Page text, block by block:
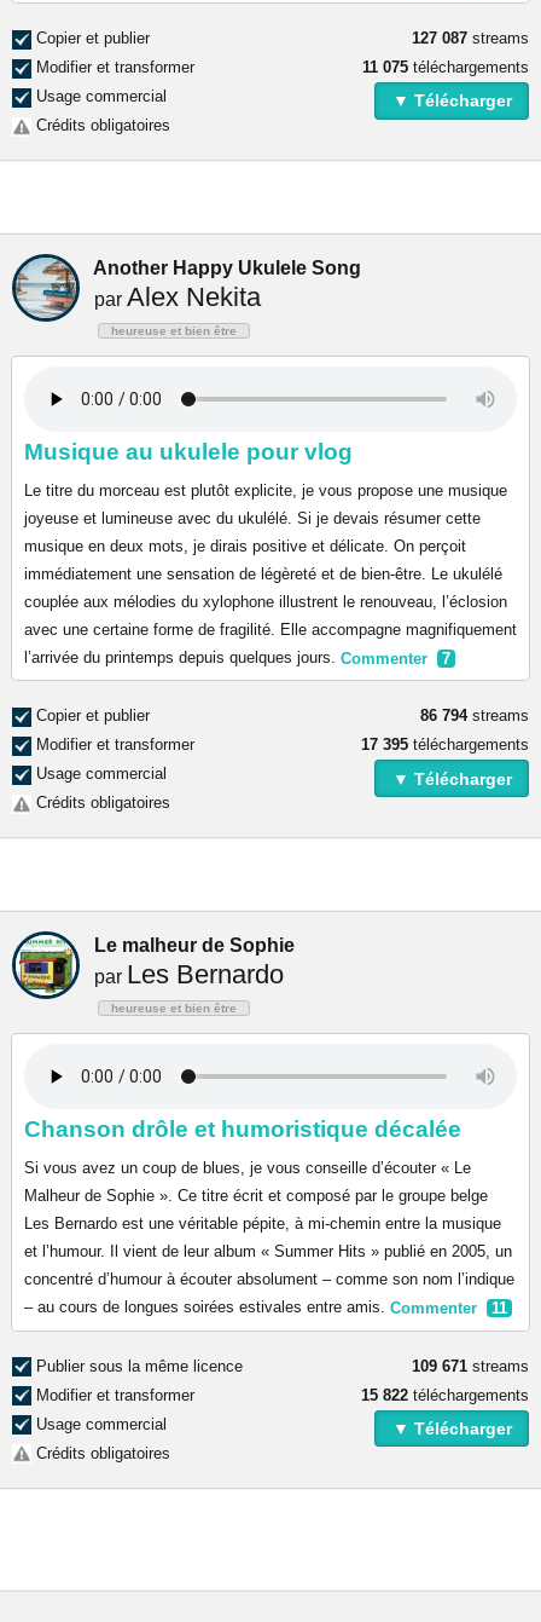
Copier et publier
Modifier et transformer
Usage commercial
Crédits obligatoires
127 087 streams
11 075 téléchargements
▼ Télécharger
Another Happy Ukulele Song
par Alex Nekita
heureuse et bien être
Musique au ukulele pour vlog
Le titre du morceau est plutôt explicite, je vous propose une musique
joyeuse et lumineuse avec du ukulélé. Si je devais résumer cette
musique en deux mots, je dirais positive et délicate. On perçoit
immédiatement une sensation de légèreté et de bien-être. Le ukulélé
couplée aux mélodies du xylophone illustrent le renouveau, l’éclosion
avec une certaine forme de fragilité. Elle accompagne magnifiquement
l’arrivée du printemps depuis quelques jours. Commenter 7
Copier et publier
Modifier et transformer
Usage commercial
Crédits obligatoires
86 794streams
17 395 téléchargements
▼ Télécharger
Le malheur de Sophie
par Les Bernardo
heureuse et bien être
Chanson drôle et humoristique décalée
Si vous avez un coup de blues, je vous conseille d’écouter « Le
Malheur de Sophie ». Ce titre écrit et composé par le groupe belge
Les Bernardo est une véritable pépite, à mi-chemin entre la musique
et l’humour. Il vient de leur album « Summer Hits » publié en 2005, un
concentré d’humour à écouter absolument – comme son nom l’indique
– au cours de longues soirées estivales entre amis. Commenter 11
Publier sous la même licence
Modifier et transformer
Usage commercial
Crédits obligatoires
109 671 streams
15 822 téléchargements
▼ Télécharger